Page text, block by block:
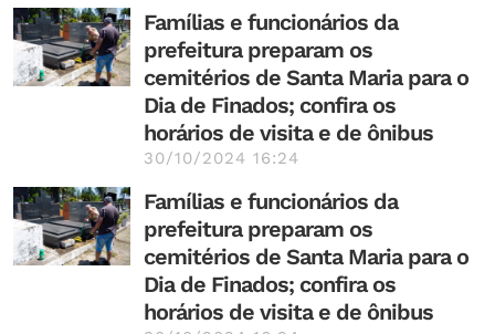
Famílias e funcionários da
prefeitura preparam os
cemitérios de Santa Maria para o
Dia de Finados; confira os
horários de visita e de ônibus
30/10/2024 16:24
Famílias e funcionários da
prefeitura preparam os
cemitérios de Santa Maria para o
Dia de Finados; confira os
horários de visita e de ônibus